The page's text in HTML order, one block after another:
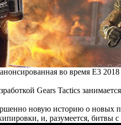
анонсированная во время E3
Gears Tactics
новую историю о новых
и, разумеется, битвы с